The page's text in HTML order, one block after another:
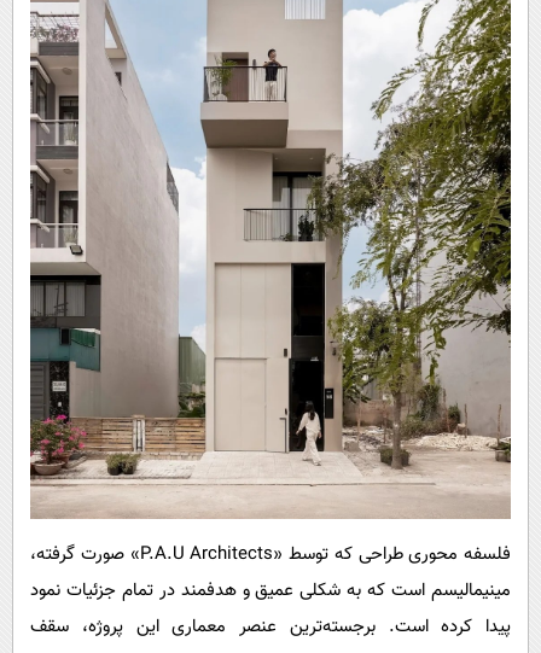
سیاست خارجی
فلسفه‌ محوری طراحی که توسط «P.A.U Architects» صورت گرفته،
مینیمالیسم است که به شکلی عمیق و هدفمند در تمام جزئیات نمود
پیدا کرده است. برجسته‌ترین عنصر معماری این پروژه، سقف